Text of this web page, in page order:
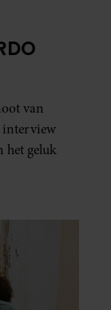
van
interview
het geluk